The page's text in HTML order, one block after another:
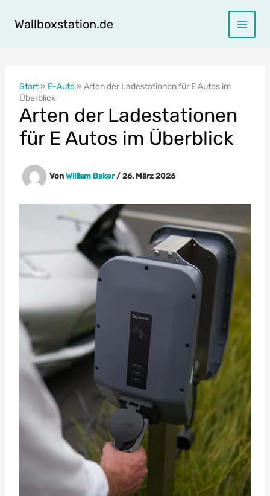
InhaltWallboxstation.de
Start» E-Auto» Arten der Ladestationen für E Autos im
Überblick
Arten der Ladestationen
für E Autos im Überblick
Von William Baker/ 26. März 2026